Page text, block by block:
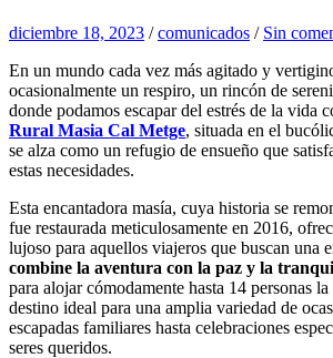
diciembre 18, 2023 /comunicados / Sin
En un mundo cada vez más agitado y
ocasionalmente un respiro, un rincón de
donde podamos escapar del estrés de la vida
Rural Masia Cal Metge, situada en el
se alza como un refugio de ensueño que
estas necesidades.
Esta encantadora masía, cuya historia se
fue restaurada meticulosamente en 2016,
lujoso para aquellos viajeros que buscan una
combine la aventura con la paz y la
para alojar cómodamente hasta 14 personas
destino ideal para una amplia variedad de
escapadas familiares hasta celebraciones
seres queridos.